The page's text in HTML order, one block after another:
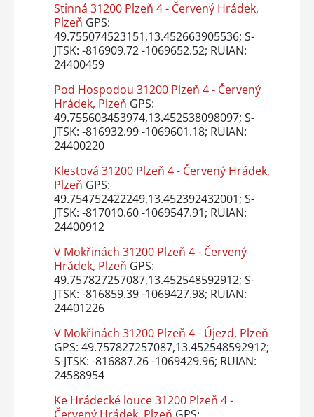
Stinná 31200 Plzeň 4 - Červený Hrádek,
Plzeň GPS:
49.755074523151,13.452663905536; S-
JTSK: -816909.72 -1069652.52; RUIAN:
24400459
Pod Hospodou 31200 Plzeň 4 - Červený
Hrádek, Plzeň GPS:
49.755603453974,13.452538098097; S-
JTSK: -816932.99 -1069601.18; RUIAN:
24400220
Klestová 31200 Plzeň 4 - Červený Hrádek,
Plzeň GPS:
49.754752422249,13.452392432001; S-
JTSK: -817010.60 -1069547.91; RUIAN:
24400912
V Mokřinách 31200 Plzeň 4 - Červený
Hrádek, Plzeň GPS:
49.757827257087,13.452548592912; S-
JTSK: -816859.39 -1069427.98; RUIAN:
24401226
V Mokřinách 31200 Plzeň 4 - Újezd, Plzeň
GPS: 49.757827257087,13.452548592912;
S-JTSK: -816887.26 -1069429.96; RUIAN:
24588954
Ke Hrádecké louce 31200 Plzeň 4 -